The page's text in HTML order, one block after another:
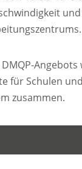
für Schulen
zusammen.